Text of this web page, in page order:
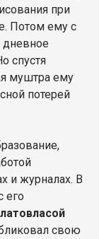
при
Потом ему с
дневное
спустя
муштра ему
потерей
и журналах. В
его
свою